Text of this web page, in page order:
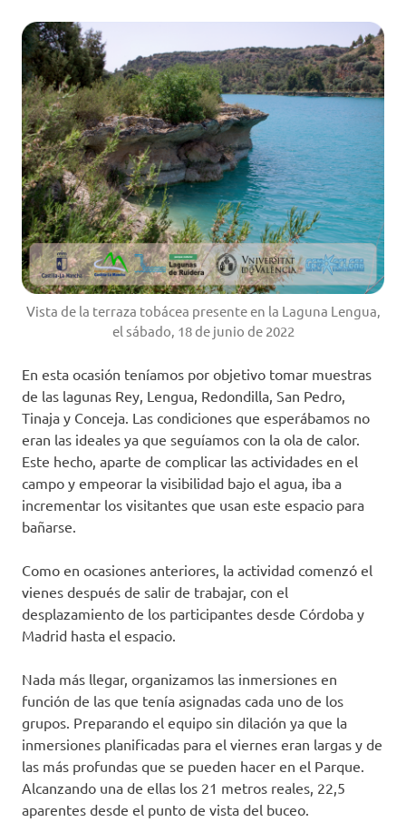
Vista de la terraza tobácea presente en la Laguna Lengua,
el sábado, 18 de junio de 2022
En esta ocasión teníamos por objetivo tomar muestras
de las lagunas Rey, Lengua, Redondilla, San Pedro,
Tinaja y Conceja. Las condiciones que esperábamos no
eran las ideales ya que seguíamos con la ola de calor.
Este hecho, aparte de complicar las actividades en el
campo y empeorar la visibilidad bajo el agua, iba a
incrementar los visitantes que usan este espacio para
bañarse.
Como en ocasiones anteriores, la actividad comenzó el
vienes después de salir de trabajar, con el
desplazamiento de los participantes desde Córdoba y
Madrid hasta el espacio.
Nada más llegar, organizamos las inmersiones en
función de las que tenía asignadas cada uno de los
grupos. Preparando el equipo sin dilación ya que la
inmersiones planificadas para el viernes eran largas y de
las más profundas que se pueden hacer en el Parque.
Alcanzando una de ellas los 21 metros reales, 22,5
aparentes desde el punto de vista del buceo.